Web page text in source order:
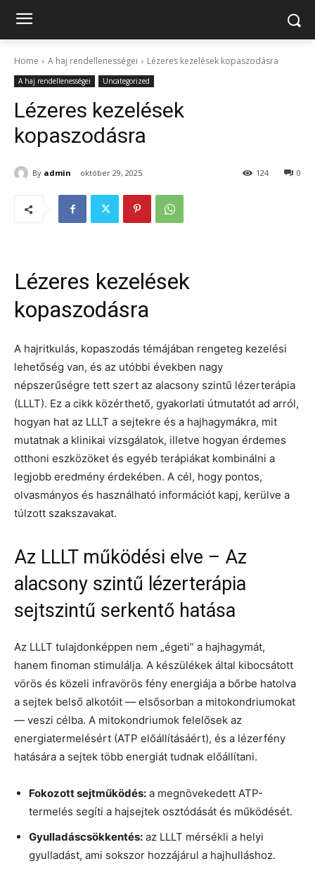
Home A haj rendellenességei Lézeres kezelések kopaszodásra
A haj rendellenességei Uncategorized
Lézeres kezelések
kopaszodásra
By admin október 29, 2025 0
124
Lézeres kezelések
kopaszodásra
A hajritkulás, kopaszodás témájában rengeteg kezelési
lehetőség van, és az utóbbi években nagy
népszerűségre tett szert az alacsony szintű lézerterápia
(LLLT). Ez a cikk közérthető, gyakorlati útmutatót ad arról,
hogyan hat az LLLT a sejtekre és a hajhagymákra, mit
mutatnak a klinikai vizsgálatok, illetve hogyan érdemes
otthoni eszközöket és egyéb terápiákat kombinálni a
legjobb eredmény érdekében. A cél, hogy pontos,
olvasmányos és használható információt kapj, kerülve a
túlzott szakszavakat.
Az LLLT működési elve – Az
alacsony szintű lézerterápia
sejtszintű serkentő hatása
Az LLLT tulajdonképpen nem „égeti” a hajhagymát,
hanem finoman stimulálja. A készülékek által kibocsátott
vörös és közeli infravörös fény energiája a bőrbe hatolva
a sejtek belső alkotóit — elsősorban a mitokondriumokat
— veszi célba. A mitokondriumok felelősek az
energiatermelésért (ATP előállításáért), és a lézerfény
hatására a sejtek több energiát tudnak előállítani.
Fokozott sejtműködés: a megnövekedett ATP-
termelés segíti a hajsejtek osztódását és működését.
Gyulladáscsökkentés: az LLLT mérsékli a helyi
gyulladást, ami sokszor hozzájárul a hajhulláshoz.